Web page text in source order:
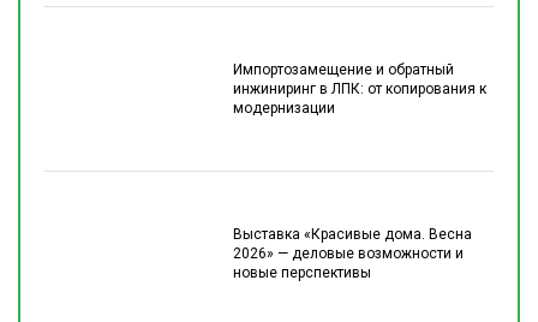
Импортозамещение и обратный
инжиниринг в ЛПК: от копирования к
модернизации
Выставка «Красивые дома. Весна
2026» — деловые возможности и
новые перспективы